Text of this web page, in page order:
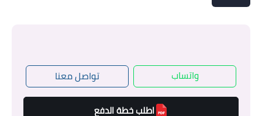
واتساب تواصل معنا
اطلب خطة الدفع